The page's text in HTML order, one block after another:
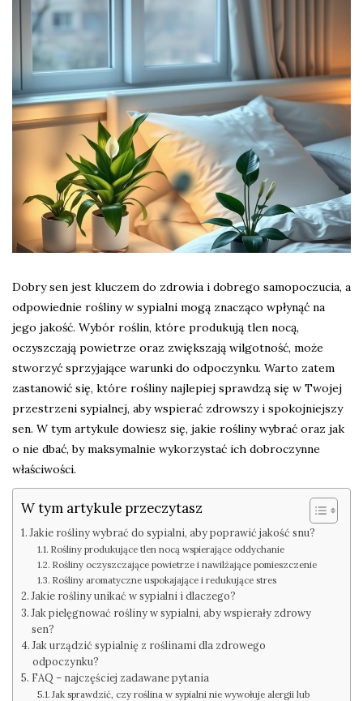
Dobry sen jest kluczem do zdrowia i dobrego samopoczucia, a
odpowiednie rośliny w sypialni mogą znacząco wpłynąć na
jego jakość. Wybór roślin, które produkują tlen nocą,
oczyszczają powietrze oraz zwiększają wilgotność, może
stworzyć sprzyjające warunki do odpoczynku. Warto zatem
zastanowić się, które rośliny najlepiej sprawdzą się w Twojej
przestrzeni sypialnej, aby wspierać zdrowszy i spokojniejszy
sen. W tym artykule dowiesz się, jakie rośliny wybrać oraz jak
o nie dbać, by maksymalnie wykorzystać ich dobroczynne
właściwości.
W tym artykule przeczytasz
Jakie rośliny wybrać do sypialni, aby poprawić jakość snu?
Rośliny produkujące tlen nocą wspierające oddychanie
Rośliny oczyszczające powietrze i nawilżające pomieszczenie
Rośliny aromatyczne uspokajające i redukujące stres
Jakie rośliny unikać w sypialni i dlaczego?
Jak pielęgnować rośliny w sypialni, aby wspierały zdrowy
sen?
Jak urządzić sypialnię z roślinami dla zdrowego
odpoczynku?
FAQ – najczęściej zadawane pytania
Jak sprawdzić, czy roślina w sypialni nie wywołuje alergii lub